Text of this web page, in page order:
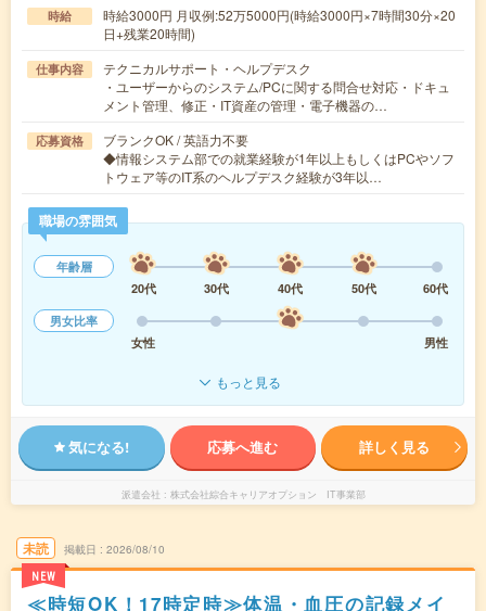
時給
時給3000円 月収例:52万5000円(時給3000円×7時間30分×20
日+残業20時間)
仕事内容
テクニカルサポート・ヘルプデスク
・ユーザーからのシステム/PCに関する問合せ対応・ドキュ
メント管理、修正・IT資産の管理・電子機器の…
応募資格
ブランクOK / 英語力不要
◆情報システム部での就業経験が1年以上もしくはPCやソフ
トウェア等のIT系のヘルプデスク経験が3年以…
職場の雰囲気
年齢層
20代
30代 40代 50代
60代
男女比率
女性
男性
もっと見る
気になる! 応募へ進む 詳しく見る
派遣会社 株式会社綜合キャリアオプション IT事業部
未読
NEW
掲載日 2026/08/10
≪時短OK！17時定時≫体温・血圧の記録メイ